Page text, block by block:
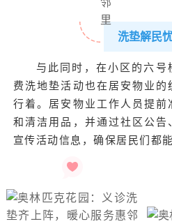
洗垫解民
与此同时，在小区的六号
费洗地垫活动也在居安物业
行着。居安物业工作人员提
和清洁用品，并通过社区公告
宣传活动信息，确保居民们都能